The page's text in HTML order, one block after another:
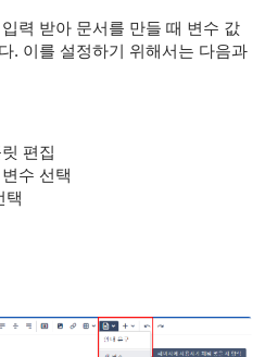
력 받아 문서를 만들 때 변수 값
. 이를 설정하기 위해서는 다음과
편집
수 선택
택